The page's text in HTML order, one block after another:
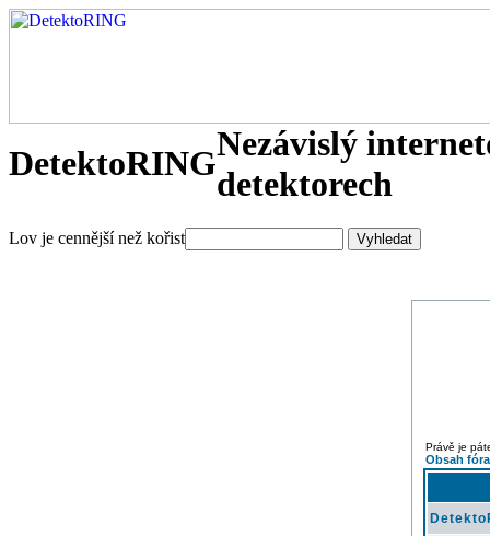
DetektoRINGNezávislý
detektorech
Lov je cennější než kořist
Právě je
Obsah